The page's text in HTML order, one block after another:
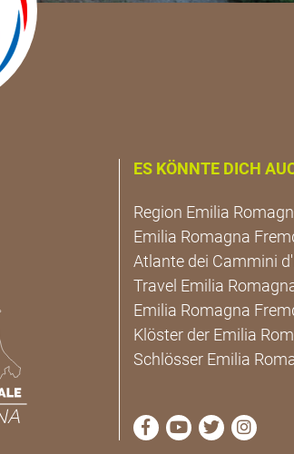
ES KÖNNTE DICH
Region Emilia
Emilia Romagna
Atlante dei Cammini
Travel Emilia
Emilia Romagna
Klöster der Emilia
Schlösser Emilia
die Seite Facebook
die Seitedie Seite
die